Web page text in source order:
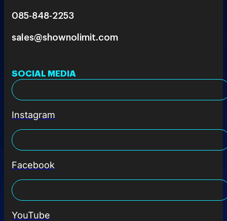
085-848-2253
sales@shownolimit.com
SOCIAL MEDIA
Instagram
Facebook
YouTube